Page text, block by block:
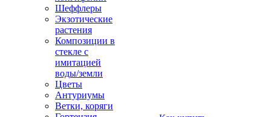
Шеффлеры
Экзотические
растения
Композиции в
стекле с
имитацией
воды/земли
Цветы
Антуриумы
Ветки, коряги